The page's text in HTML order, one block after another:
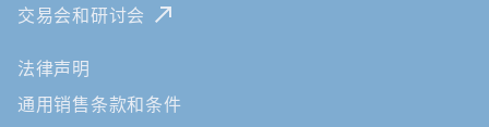
交易会和研讨会
法律声明
通用销售条款和条件